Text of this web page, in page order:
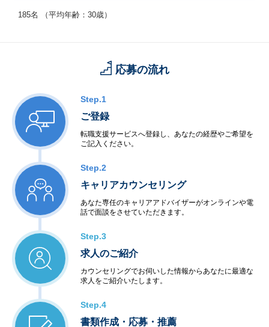
185名 （平均年齢：30歳）
応募の流れ
Step.1
ご登録
転職支援サービスへ登録し、あなたの経歴やご希望を
ご記入ください。
Step.2
キャリアカウンセリング
あなた専任のキャリアアドバイザーがオンラインや電
話で面談をさせていただきます。
Step.3
求人のご紹介
カウンセリングでお伺いした情報からあなたに最適な
求人をご紹介いたします。
Step.4
書類作成・応募・推薦